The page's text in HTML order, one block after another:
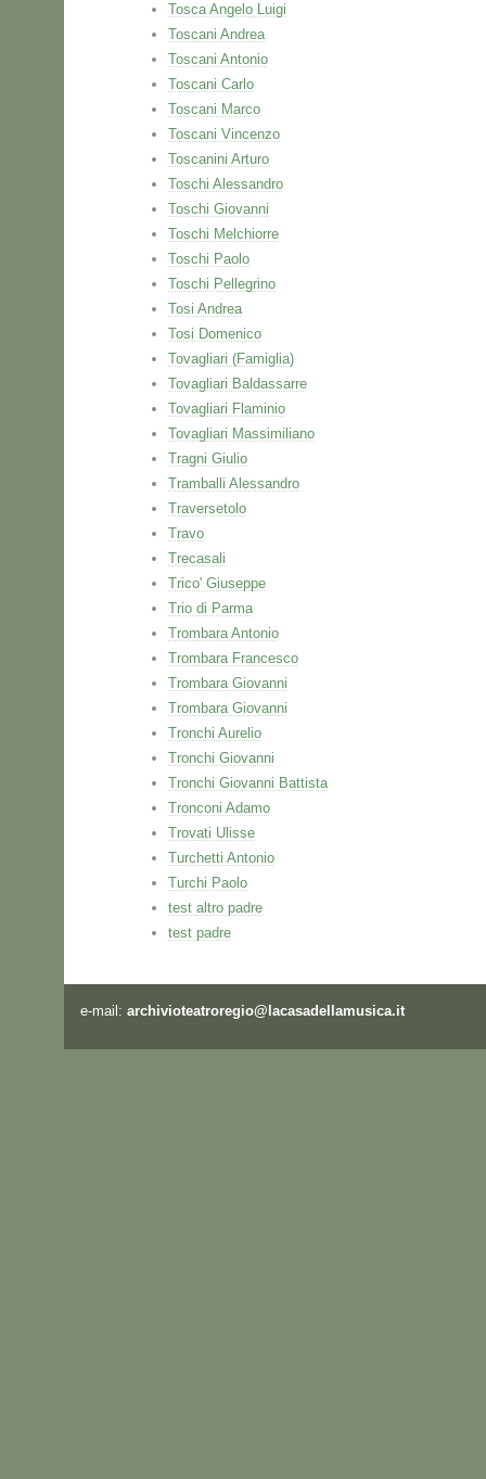
Tosca Angelo Luigi
Toscani Andrea
Toscani Antonio
Toscani Carlo
Toscani Marco
Toscani Vincenzo
Toscanini Arturo
Toschi Alessandro
Toschi Giovanni
Toschi Melchiorre
Toschi Paolo
Toschi Pellegrino
Tosi Andrea
Tosi Domenico
Tovagliari (Famiglia)
Tovagliari Baldassarre
Tovagliari Flaminio
Tovagliari Massimiliano
Tragni Giulio
Tramballi Alessandro
Traversetolo
Travo
Trecasali
Trico' Giuseppe
Trio di Parma
Trombara Antonio
Trombara Francesco
Trombara Giovanni
Trombara Giovanni
Tronchi Aurelio
Tronchi Giovanni
Tronchi Giovanni Battista
Tronconi Adamo
Trovati Ulisse
Turchetti Antonio
Turchi Paolo
test altro padre
test padre
e-mail: archivioteatroregio@lacasadellamusica.it